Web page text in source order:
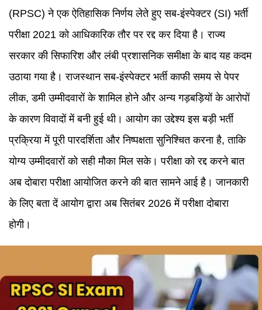
(RPSC) ने एक ऐतिहासिक निर्णय लेते हुए सब-इंस्पेक्टर (SI) भर्ती
परीक्षा 2021 को आधिकारिक तौर पर रद्द कर दिया है। राज्य
सरकार की सिफारिश और लंबी प्रशासनिक समीक्षा के बाद यह कदम
उठाया गया है। राजस्थान सब-इंस्पेक्टर भर्ती काफी समय से पेपर
लीक, डमी उम्मीदवारों के शामिल होने और अन्य गड़बड़ियों के आरोपों
के कारण विवादों में बनी हुई थी। आयोग का उद्देश्य इस बड़ी भर्ती
प्रक्रिया में पूरी पारदर्शिता और निष्पक्षता सुनिश्चित करना है, ताकि
योग्य उम्मीदवारों को सही मौका मिल सके। परीक्षा को रद्द करने बात
अब दोबारा परीक्षा आयोजित करने की बात सामने आई है। जानकारी
के लिए बता दें आयोग द्वारा अब सितंबर 2026 में परीक्षा दोबारा
होगी।